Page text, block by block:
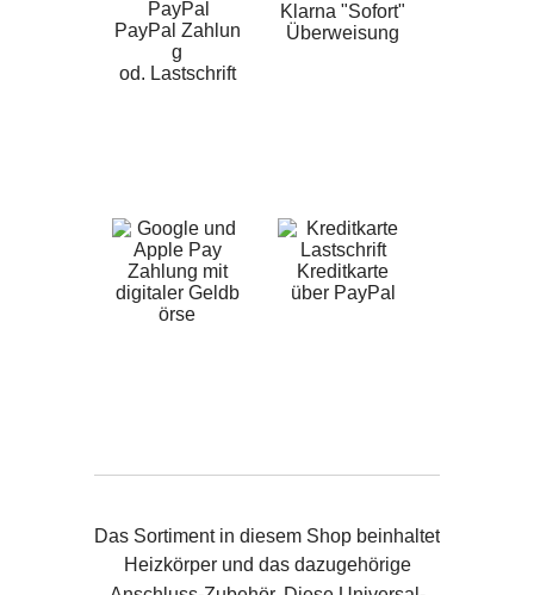
PayPal Zahlun
g
od. Lastschrift
Klarna "Sofort"
Überweisung
Zahlung mit
digitaler Geldb
örse
Kreditkarte
über PayPal
Das Sortiment in diesem Shop beinhaltet
Heizkörper und das dazugehörige